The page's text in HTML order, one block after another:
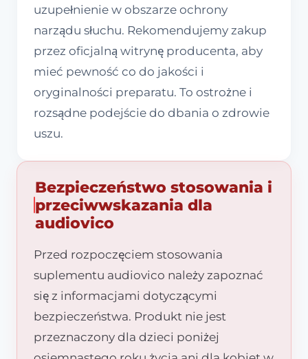
uzupełnienie w obszarze ochrony
narządu słuchu. Rekomendujemy zakup
przez oficjalną witrynę producenta, aby
mieć pewność co do jakości i
oryginalności preparatu. To ostrożne i
rozsądne podejście do dbania o zdrowie
uszu.
Bezpieczeństwo stosowania i
przeciwwskazania dla
audiovico
Przed rozpoczęciem stosowania
suplementu audiovico należy zapoznać
się z informacjami dotyczącymi
bezpieczeństwa. Produkt nie jest
przeznaczony dla dzieci poniżej